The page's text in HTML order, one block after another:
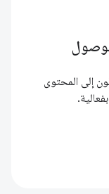
إلى المحتوى